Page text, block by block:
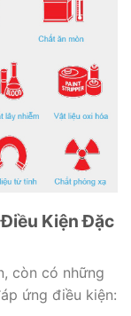
Điều Kiện Đặc
còn có những
ứng điều kiện: